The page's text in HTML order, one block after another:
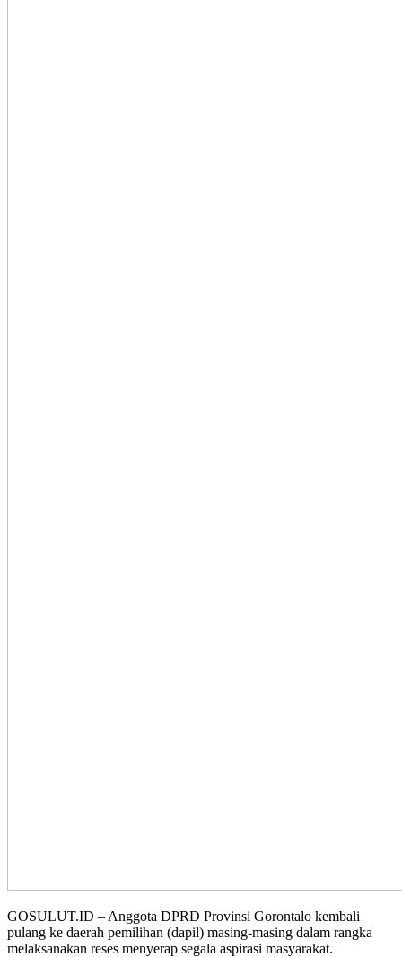
GOSULUT.ID – Anggota DPRD Provinsi Gorontalo kembali
pulang ke daerah pemilihan (dapil) masing-masing dalam rangka
melaksanakan reses menyerap segala aspirasi masyarakat.